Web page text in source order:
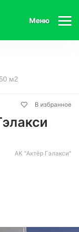
Меню
м2
В избранное
АК "Актёр Гэлакси"